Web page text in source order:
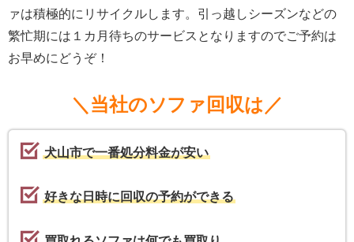
ァは積極的にリサイクルします。引っ越しシーズンなどの
繁忙期には１カ月待ちのサービスとなりますのでご予約は
お早めにどうぞ！
＼当社のソファ回収は／
犬山市で一番処分料金が安い
好きな日時に回収の予約ができる